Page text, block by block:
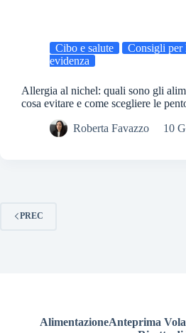
Cibo e salute Consigli per
evidenza
Allergia al nichel: quali sono gli
cosa evitare e come scegliere le
Roberta Favazzo 10
PREC
AlimentazioneAnteprima